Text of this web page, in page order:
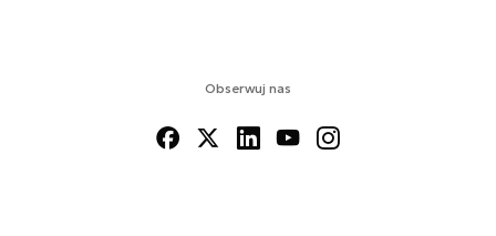
Obserwuj nas